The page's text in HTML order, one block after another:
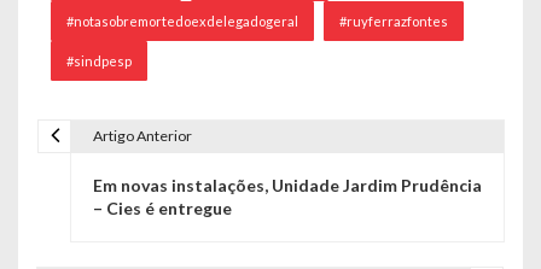
#notasobremortedoexdelegadogeral #ruyferrazfontes
#sindpesp
Artigo Anterior
Em novas instalações, Unidade Jardim Prudência
– Cies é entregue